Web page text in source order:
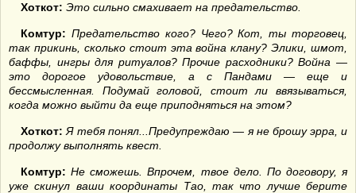
Хоткот: Это сильно смахивает на предательство.
Комтур: Предательство кого? Чего? Кот, ты торговец,
так прикинь, сколько стоит эта война клану? Элики, шмот,
баффы, ингры для ритуалов? Прочие расходники? Война —
это дорогое удовольствие, а с Пандами — еще и
бессмысленная. Подумай головой, стоит ли ввязываться,
когда можно выйти да еще приподняться на этом?
Хоткот: Я тебя понял...Предупреждаю — я не брошу эрра, и
продолжу выполнять квест.
Комтур: Не сможешь. Впрочем, твое дело. По договору, я
уже скинул ваши координаты Тао, так что лучше берите